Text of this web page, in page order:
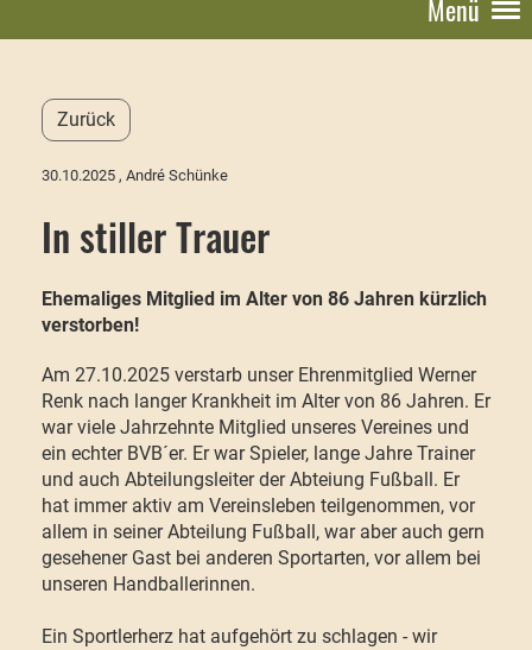
Menü
Zurück
30.10.2025 , André Schünke
In stiller Trauer
Ehemaliges Mitglied im Alter von 86 Jahren kürzlich
verstorben!
Am 27.10.2025 verstarb unser Ehrenmitglied Werner
Renk nach langer Krankheit im Alter von 86 Jahren. Er
war viele Jahrzehnte Mitglied unseres Vereines und
ein echter BVB´er. Er war Spieler, lange Jahre Trainer
und auch Abteilungsleiter der Abteiung Fußball. Er
hat immer aktiv am Vereinsleben teilgenommen, vor
allem in seiner Abteilung Fußball, war aber auch gern
gesehener Gast bei anderen Sportarten, vor allem bei
unseren Handballerinnen.
Ein Sportlerherz hat aufgehört zu schlagen - wir